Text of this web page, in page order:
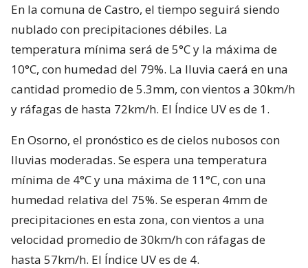
En la comuna de Castro, el tiempo seguirá siendo
nublado con precipitaciones débiles. La
temperatura mínima será de 5°C y la máxima de
10°C, con humedad del 79%. La lluvia caerá en una
cantidad promedio de 5.3mm, con vientos a 30km/h
y ráfagas de hasta 72km/h. El Índice UV es de 1.
En Osorno, el pronóstico es de cielos nubosos con
lluvias moderadas. Se espera una temperatura
mínima de 4°C y una máxima de 11°C, con una
humedad relativa del 75%. Se esperan 4mm de
precipitaciones en esta zona, con vientos a una
velocidad promedio de 30km/h con ráfagas de
hasta 57km/h. El Índice UV es de 4.